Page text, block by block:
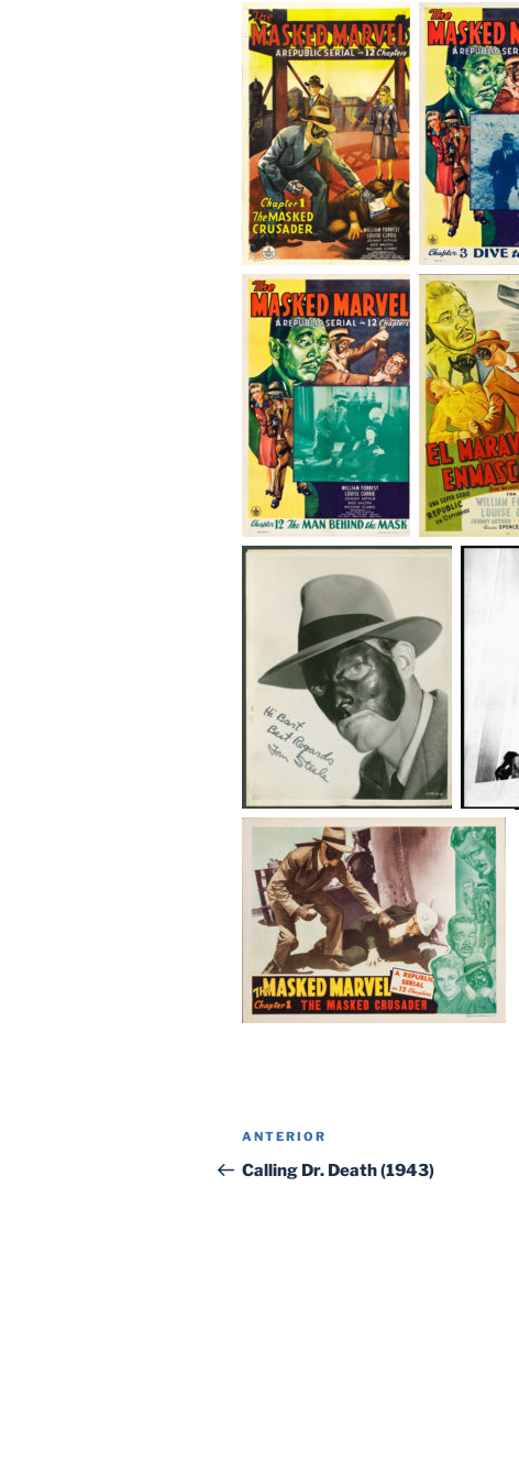
Navegación
de
Entrada
anterior:
ANTERIOR
Calling Dr. Death (1943)